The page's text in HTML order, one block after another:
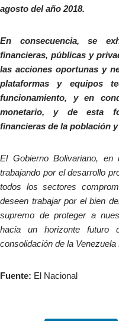
agosto del año 2018.
En consecuencia, se
financieras, públicas y
las acciones oportunas y
plataformas y equipos
funcionamiento, y en
monetario, y de esta
financieras de la población
El Gobierno Bolivariano, en
trabajando por el desarrollo
todos los sectores
deseen trabajar por el bien
supremo de proteger a
hacia un horizonte futuro
consolidación de la Venezuela
Fuente: El Nacional